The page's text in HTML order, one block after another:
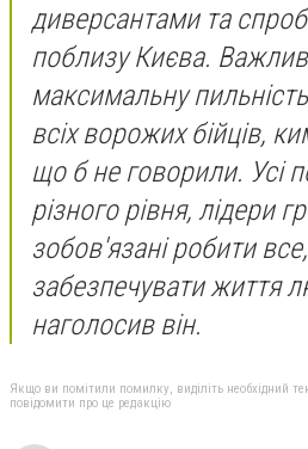
диверсантами та
поблизу Києва.
максимальну
всіх ворожих бійців,
що б не говорили. Усі
різного рівня, лідери
зобов'язані робити
забезпечувати життя
наголосив він.
Якщо ви помітили помилку, виділіть необхідний
повідомити про це редакцію